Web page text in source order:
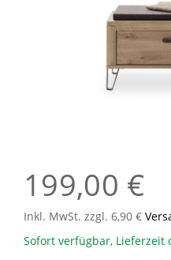
199,00 €
Inkl. MwSt. zzgl. 6,90 €
Sofort verfügbar, Lieferzeit